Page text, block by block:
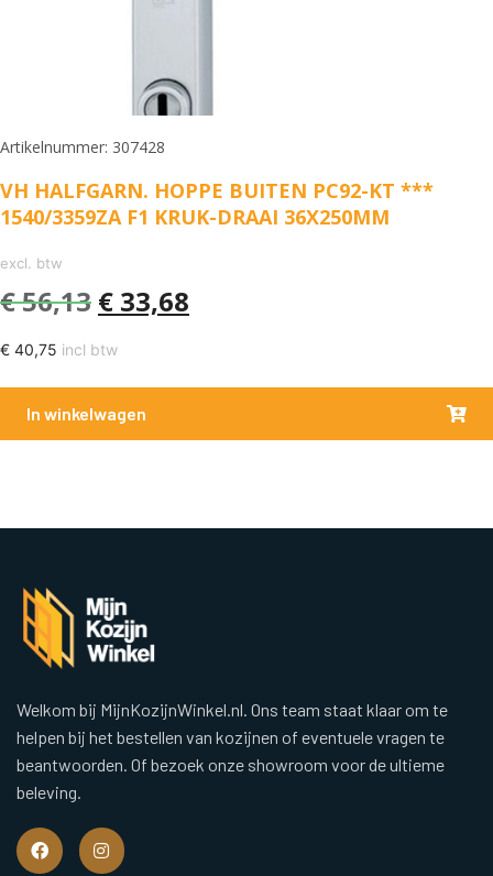
Artikelnummer: 307428
VH HALFGARN. HOPPE BUITEN PC92-KT ***
1540/3359ZA F1 KRUK-DRAAI 36X250MM
excl. btw
€56,13 € 33,68
€ 40,75 incl btw
In winkelwagen
Welkom bij MijnKozijnWinkel.nl. Ons team staat klaar om te
helpen bij het bestellen van kozijnen of eventuele vragen te
beantwoorden. Of bezoek onze showroom voor de ultieme
beleving.